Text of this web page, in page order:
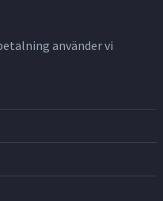
använder vi